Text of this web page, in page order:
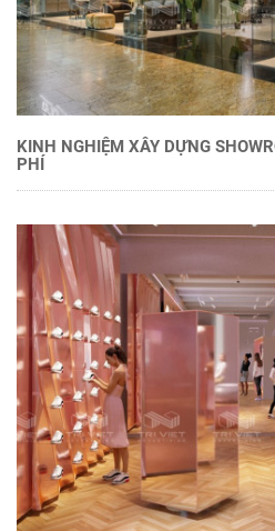
KINH NGHIỆM XÂY DỰNG
PHÍ